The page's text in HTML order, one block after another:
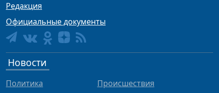
Редакция
Официальные документы
Новости
Политика
Происшествия